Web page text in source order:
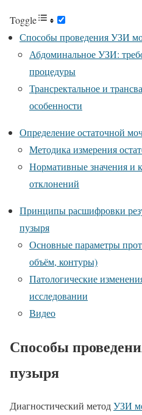
Toggle
Способы проведения УЗИ
Абдоминальное УЗИ:
процедуры
Трансректальное и
особенности
Определение остаточной
Методика измерения
Нормативные значения и
отклонений
Принципы расшифровки
пузыря
Основные параметры
объём, контуры)
Патологические
исследовании
Видео
Способы
пузыря
Диагностический методУЗИ